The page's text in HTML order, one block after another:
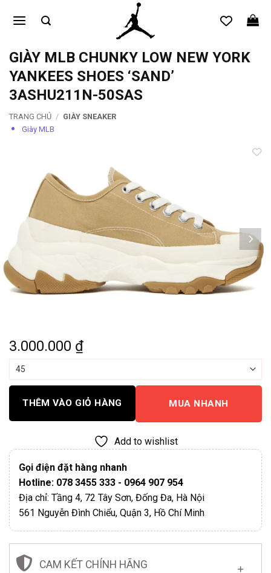
qua
dungGIÀY MLB CHUNKY LOW NEW YORK
YANKEES SHOES ‘SAND’
3ASHU211N-50SAS
TRANG CHỦ / GIÀY SNEAKER
Giày MLB
3.000.000 ₫
THÊM VÀO GIỎ HÀNG MUA NHANH
Add to wishlist
Gọi điện đặt hàng nhanh
Hotline: 078 3455 333 - 0964 907 954
Địa chỉ: Tầng 4, 72 Tây Sơn, Đống Đa, Hà Nội
561 Nguyễn Đình Chiểu, Quận 3, Hồ Chí Minh
CAM KẾT CHÍNH HÃNG